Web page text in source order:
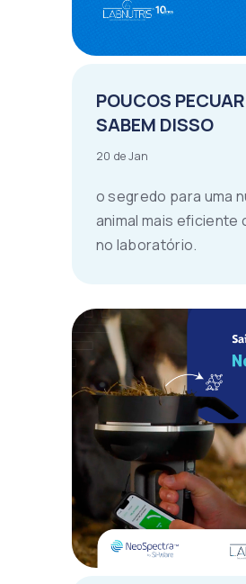
POUCOS
SABEM DISSO
20 de Jan
o segredo para uma
animal mais eficiente
no laboratório.